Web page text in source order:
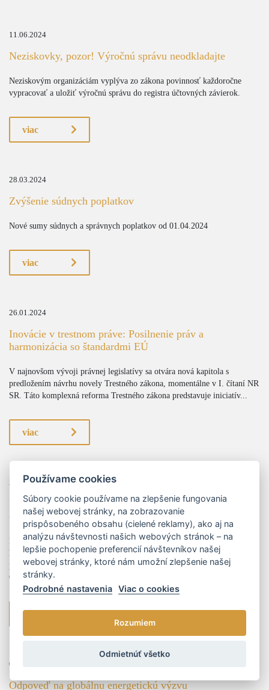
11.06.2024
Neziskovky, pozor! Výročnú správu neodkladajte
Neziskovým organizáciám vyplýva zo zákona povinnosť každoročne
vypracovať a uložiť výročnú správu do registra účtovných závierok.
viac
28.03.2024
Zvýšenie súdnych poplatkov
Nové sumy súdnych a správnych poplatkov od 01.04.2024
viac
26.01.2024
Inovácie v trestnom práve: Posilnenie práv a
harmonizácia so štandardmi EÚ
V najnovšom vývoji právnej legislatívy sa otvára nová kapitola s
predložením návrhu novely Trestného zákona, momentálne v I. čítaní NR
SR. Táto komplexná reforma Trestného zákona predstavuje iniciatív...
viac
29.11.2023 Mgr. Peter Marenčák
Kategorizácia zdravotníckych pomôcok bez referenčných
cien z EÚ
K tomu, aby bola zdravotnícka pomôcka na Slovensku štandardne
hradená zdravotnými poisťovňami, je potrebné, aby úspešne prešla
procesom kategorizácie a bola zaradená do tzv. kategorizačného zoznamu.
O...
viac
01.01.2024
Odpoveď na globálnu energetickú výzvu
Používame cookies
Súbory cookie používame na zlepšenie fungovania
našej webovej stránky, na zobrazovanie
prispôsobeného obsahu (cielené reklamy), ako aj na
analýzu návštevnosti našich webových stránok – na
lepšie pochopenie preferencií návštevníkov našej
webovej stránky, ktoré nám umožní zlepšenie našej
stránky.
Podrobné nastavenia
Viac o cookies
Rozumiem
Odmietnúť všetko